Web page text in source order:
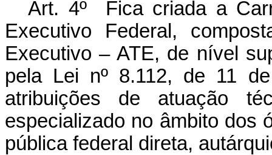
Art. 4º Fica criada a
Executivo Federal,
Executivo – ATE, de nível
pela Lei nº 8.112, de 11
atribuições de atuação
especializado no âmbito dos
pública federal direta,